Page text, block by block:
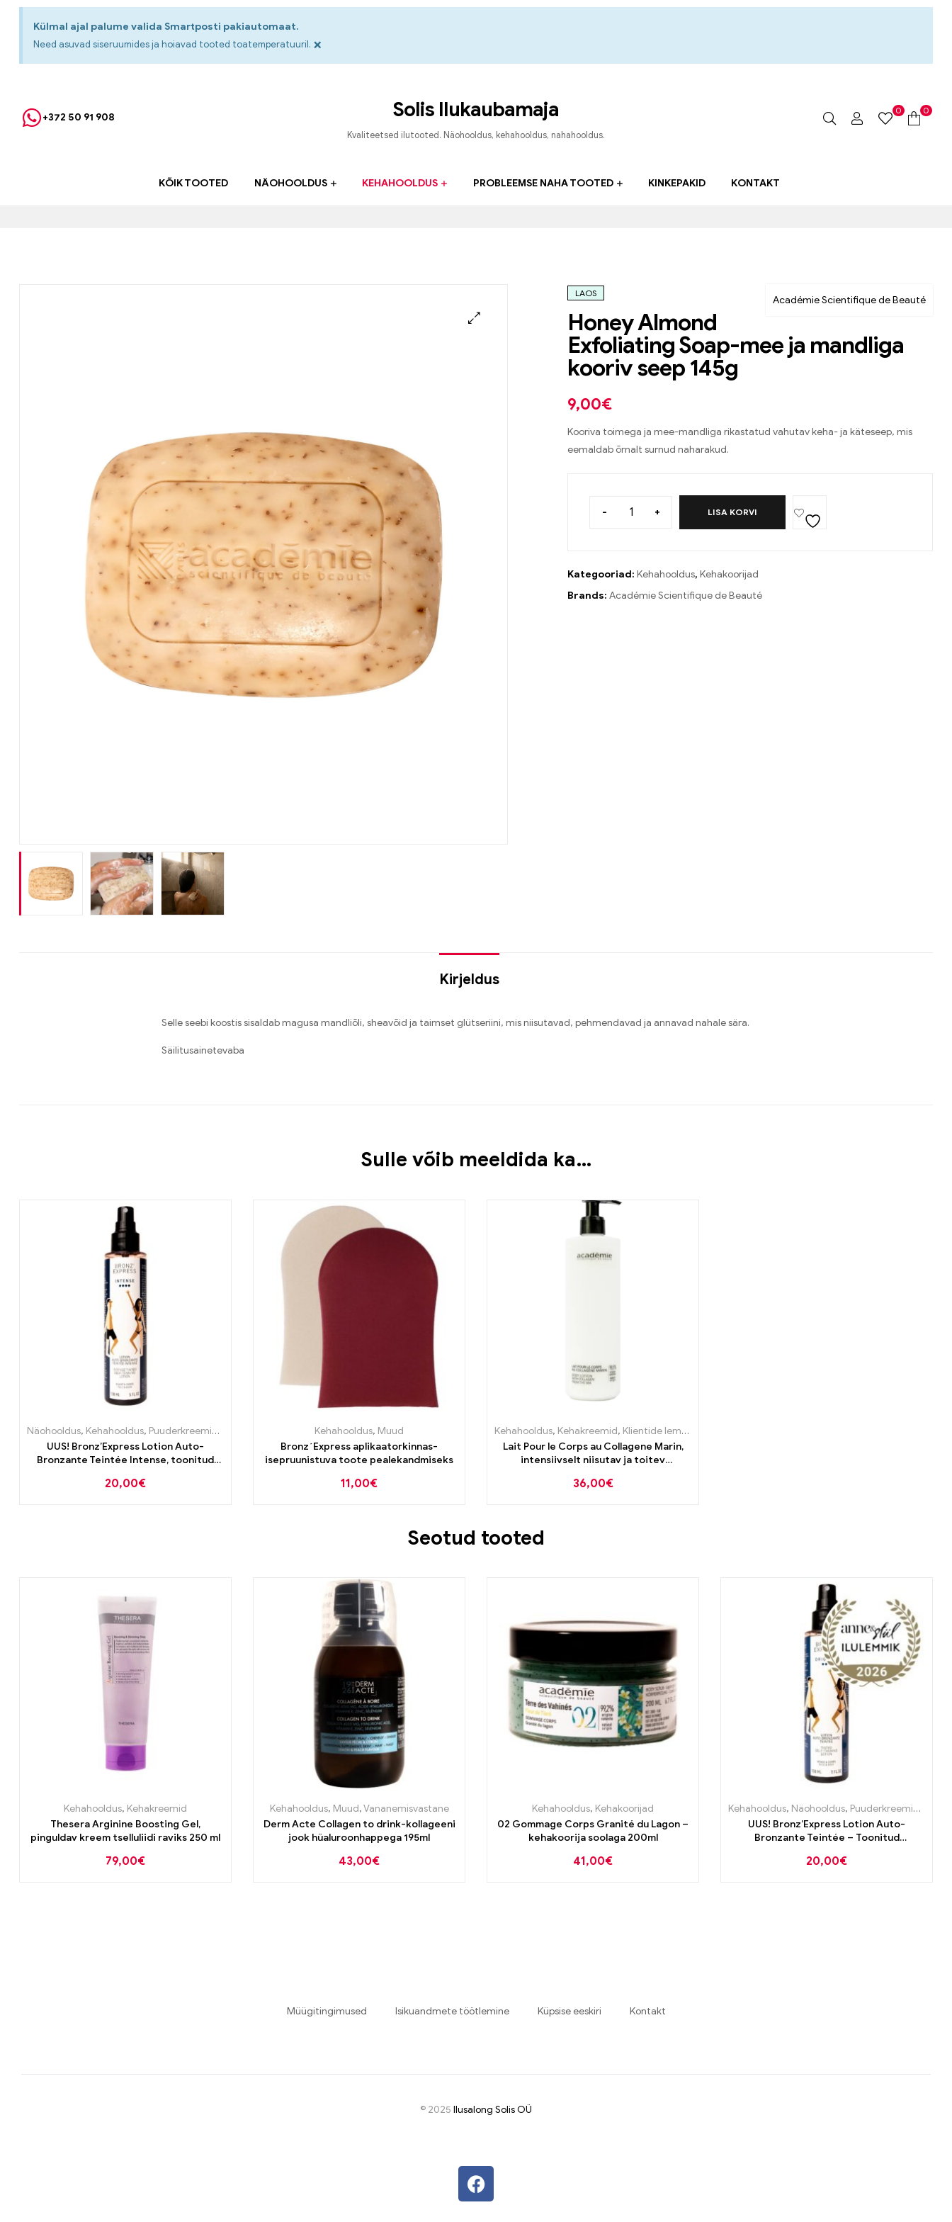
Külmal ajal palume valida Smartposti pakiautomaat.
Need asuvad siseruumides ja hoiavad tooted toatemperatuuril. ×
+372 50 91 908 Solis Ilukaubamaja
Kvaliteetsed ilutooted. Näohooldus, kehahooldus, nahahooldus.
0 0
KÕIK TOOTED NÄOHOOLDUS KEHAHOOLDUS PROBLEEMSE NAHA TOOTED KINKEPAKID KONTAKT
Académie Scientifique de Beauté
LAOS
Honey Almond
Exfoliating Soap-mee ja mandliga
kooriv seep 145g
9,00€
Kooriva toimega ja mee-mandliga rikastatud vahutav keha- ja käteseep, mis
eemaldab õrnalt surnud naharakud.
- + LISA KORVI
Kategooriad: Kehahooldus, Kehakoorijad
Brands: Académie Scientifique de Beauté
Kirjeldus
Selle seebi koostis sisaldab magusa mandliõli, sheavõid ja taimset glütseriini, mis niisutavad, pehmendavad ja annavad nahale sära.
Säilitusainetevaba
Sulle võib meeldida ka…
Näohooldus, Kehahooldus, Puuderkreemid ja toonivad tooted
UUS! Bronz’Express Lotion Auto-
Bronzante Teintée Intense, toonitud
“kastanivesi” 150ml
20,00€
Kehahooldus, Muud
Bronz´Express aplikaatorkinnas-
isepruunistuva toote pealekandmiseks
11,00€
Kehahooldus, Kehakreemid, Klientide lemmik
Lait Pour le Corps au Collagene Marin,
intensiivselt niisutav ja toitev
36,00€
Seotud tooted
Kehahooldus, Kehakreemid
Thesera Arginine Boosting Gel,
pinguldav kreem tselluliidi raviks 250 ml
79,00€
Kehahooldus, Muud,Vananemisvastane
Derm Acte Collagen to drink-kollageeni
jook hüaluroonhappega 195ml
43,00€
Kehahooldus, Kehakoorijad
02 Gommage Corps Granité du Lagon –
kehakoorija soolaga 200ml
41,00€
Kehahooldus, Näohooldus, Puuderkreemid ja toonivad tooted
UUS! Bronz’Express Lotion Auto-
Bronzante Teintée – Toonitud
kehale 150ml
20,00€
Müügitingimused Isikuandmete töötlemine Küpsise eeskiri Kontakt
© 2025 Ilusalong Solis OÜ